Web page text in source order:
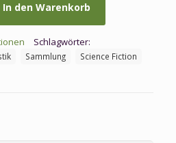
In den Warenkorb
Schlagwörter:
Sammlung Science Fiction